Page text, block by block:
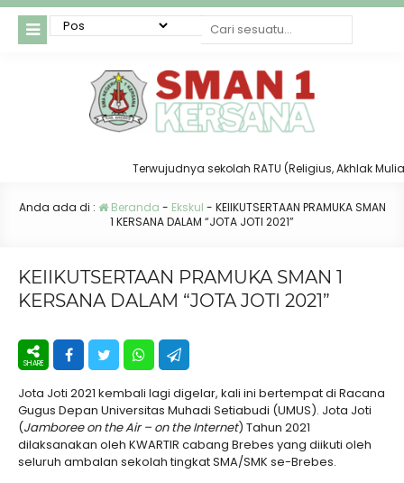
Terwujudnya sekolah RATU (Religius, Akhlak Mulia,
Anda ada di : Beranda - Ekskul - KEIIKUTSERTAAN PRAMUKA SMAN
1 KERSANA DALAM “JOTA JOTI 2021”
KEIIKUTSERTAAN PRAMUKA SMAN 1
KERSANA DALAM “JOTA JOTI 2021”
Jota Joti 2021 kembali lagi digelar, kali ini bertempat di Racana
Gugus Depan Universitas Muhadi Setiabudi (UMUS). Jota Joti
(Jamboree on the Air – on the Internet) Tahun 2021
dilaksanakan oleh KWARTIR cabang Brebes yang diikuti oleh
seluruh ambalan sekolah tingkat SMA/SMK se-Brebes.